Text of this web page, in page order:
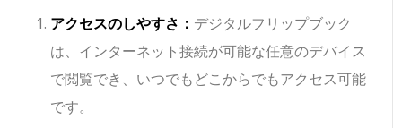
アクセスのしやすさ： デジタルフリップブック
は、インターネット接続が可能な任意のデバイス
で閲覧でき、いつでもどこからでもアクセス可能
です。